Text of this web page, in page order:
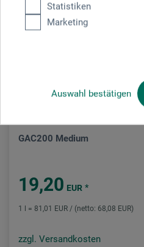
Statistiken
Marketing
Auswahl bestätigen
GAC200 Medium
19,20 EUR *
1 l = 81,01 EUR / (netto: 68,08 EUR)
zzgl. Versandkosten